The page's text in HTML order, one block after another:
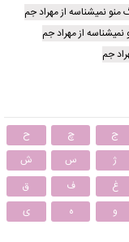
منو نمیشناسه از مهراد جم
نمیشناسه از مهراد جم
جم
ج چ
ح
ژ س
ش
غ ف
ق
و ه ی